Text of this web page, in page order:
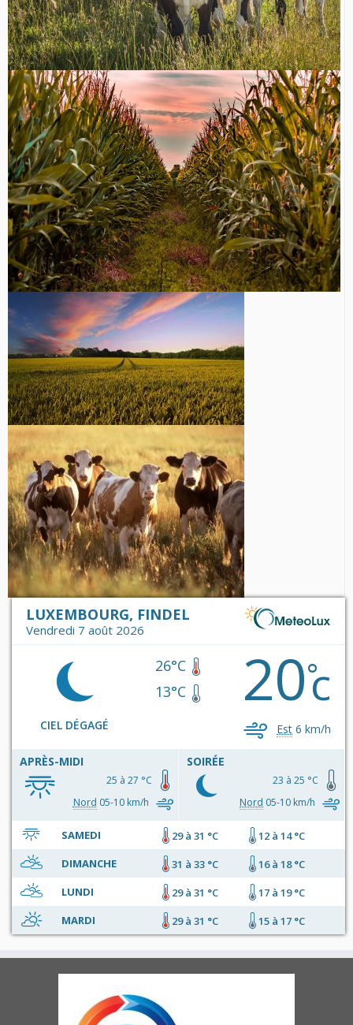
LUXEMBOURG, FINDEL
Vendredi 7 août 2026
CIEL DÉGAGÉ
26°C
13°C
20°c
Est 6 km/h
APRÈS-MIDI
25 à 27 °C
Nord 05-10 km/h
SOIRÉE
23 à 25 °C
Nord 05-10 km/h
SAMEDI 29 à 31 °C
12 à 14 °C
DIMANCHE
31 à 33 °C
16 à 18 °C
LUNDI
29 à 31 °C
17 à 19 °C
MARDI
29 à 31 °C 15 à 17 °C